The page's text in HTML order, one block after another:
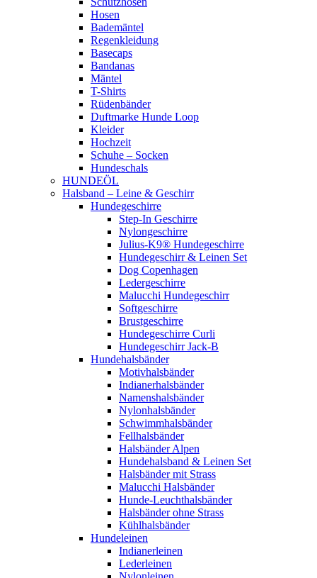
Hosen
Bademäntel
Regenkleidung
Basecaps
Bandanas
Mäntel
T-Shirts
Rüdenbänder
Duftmarke Hunde Loop
Kleider
Hochzeit
Schuhe – Socken
Hundeschals
HUNDEÖL
Halsband – Leine & Geschirr
Hundegeschirre
Step-In Geschirre
Nylongeschirre
Julius-K9® Hundegeschirre
Hundegeschirr & Leinen Set
Dog Copenhagen
Ledergeschirre
Malucchi Hundegeschirr
Softgeschirre
Brustgeschirre
Hundegeschirre Curli
Hundegeschirr Jack-B
Hundehalsbänder
Motivhalsbänder
Indianerhalsbänder
Namenshalsbänder
Nylonhalsbänder
Schwimmhalsbänder
Fellhalsbänder
Halsbänder Alpen
Hundehalsband & Leinen Set
Halsbänder mit Strass
Malucchi Halsbänder
Hunde-Leuchthalsbänder
Halsbänder ohne Strass
Kühlhalsbänder
Hundeleinen
Indianerleinen
Lederleinen